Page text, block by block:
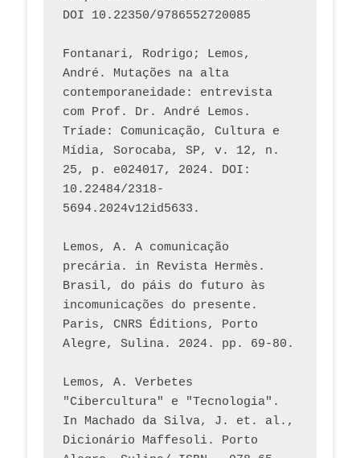
DOI 10.22350/9786552720085
Fontanari, Rodrigo; Lemos,
André. Mutações na alta
contemporaneidade: entrevista
com Prof. Dr. André Lemos.
Tríade: Comunicação, Cultura e
Mídia, Sorocaba, SP, v. 12, n.
25, p. e024017, 2024. DOI:
10.22484/2318-
5694.2024v12id5633.
Lemos, A. A comunicação
precária. in Revista Hermès.
Brasil, do páis do futuro às
incomunicações do presente.
Paris, CNRS Éditions, Porto
Lemos, A. Verbetes
"Cibercultura" e "Tecnologia".
In Machado da Silva, J. et. al.,
Dicionário Maffesoli. Porto